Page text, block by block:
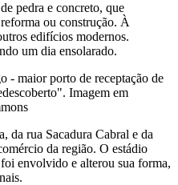
pedra e concreto, que
ou construção. À
edifícios modernos.
um dia ensolarado.
- maior porto de receptação de
Imagem em
da rua Sacadura Cabral e da
da região. O estádio
envolvido e alterou sua forma,